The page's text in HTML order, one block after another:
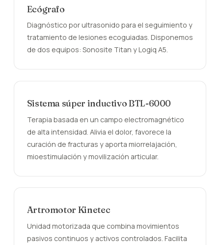
Ecógrafo
Diagnóstico por ultrasonido para el seguimiento y
tratamiento de lesiones ecoguiadas. Disponemos
de dos equipos: Sonosite Titan y Logiq A5.
Sistema súper inductivo BTL-6000
Terapia basada en un campo electromagnético
de alta intensidad. Alivia el dolor, favorece la
curación de fracturas y aporta miorrelajación,
mioestimulación y movilización articular.
Artromotor Kinetec
Unidad motorizada que combina movimientos
pasivos continuos y activos controlados. Facilita